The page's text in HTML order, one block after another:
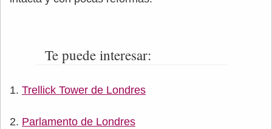
Te puede interesar:
Trellick Tower de Londres
Parlamento de Londres